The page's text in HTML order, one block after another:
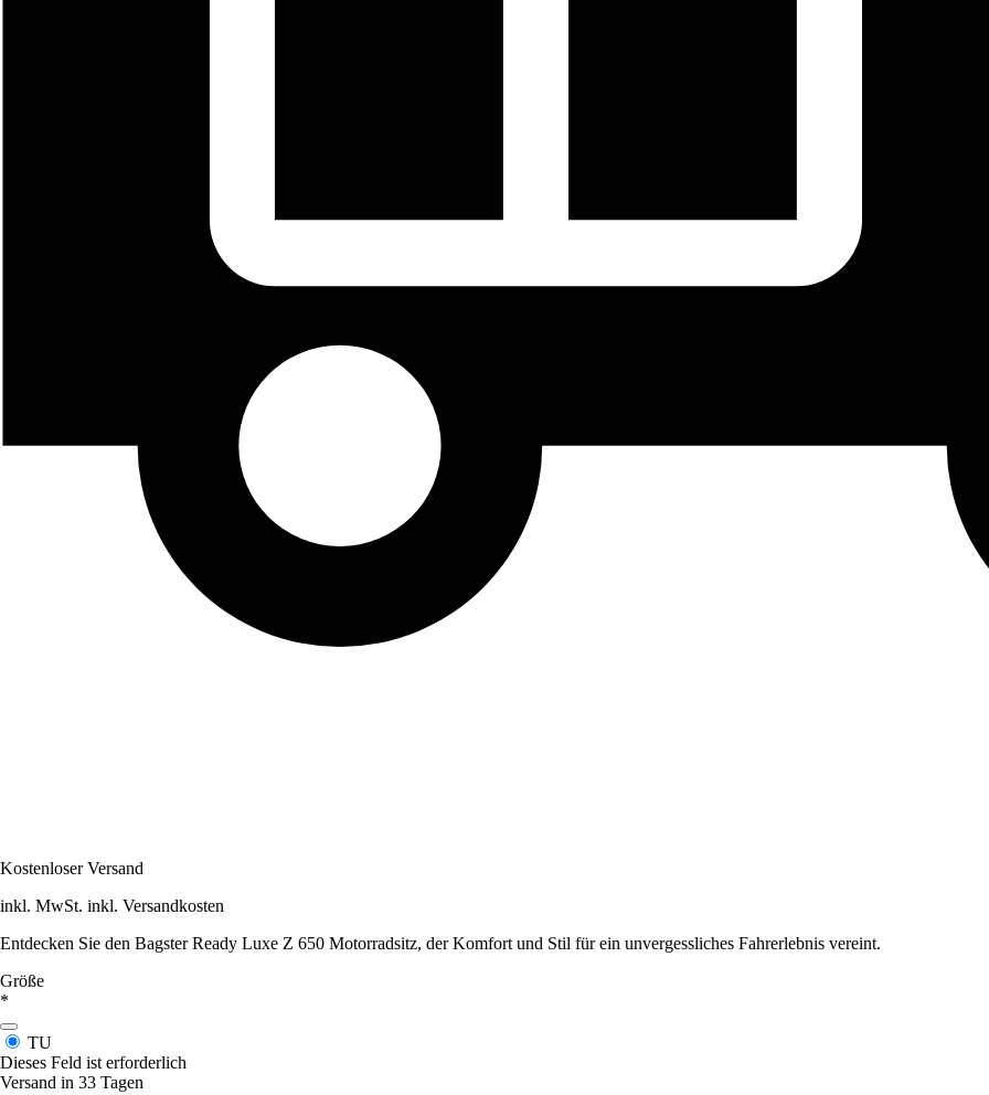
Kostenloser Versand
inkl. MwSt. inkl. Versandkosten
Entdecken Sie den Bagster Ready Luxe Z 650 Motorradsitz, der Komfort und Stil für ein unvergessliches Fahrerlebnis vereint.
Größe
*
TU
Dieses Feld ist erforderlich
Versand in 33 Tagen